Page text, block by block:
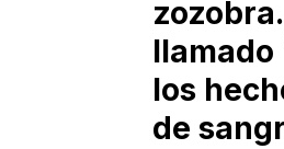
llamado
los
de